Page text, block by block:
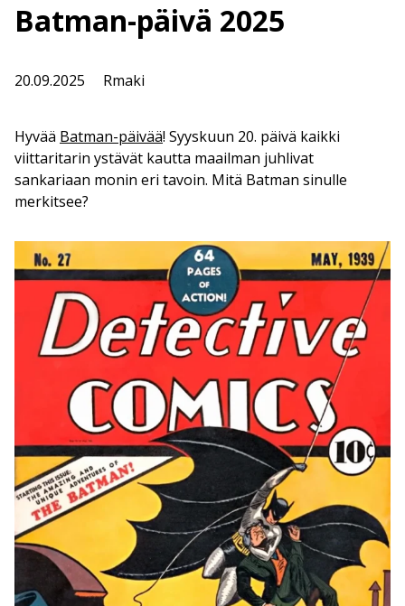
Batman-päivä 2025
20.09.2025 Rmaki
Hyvää Batman-päivää! Syyskuun 20. päivä kaikki
viittaritarin ystävät kautta maailman juhlivat
sankariaan monin eri tavoin. Mitä Batman sinulle
merkitsee?